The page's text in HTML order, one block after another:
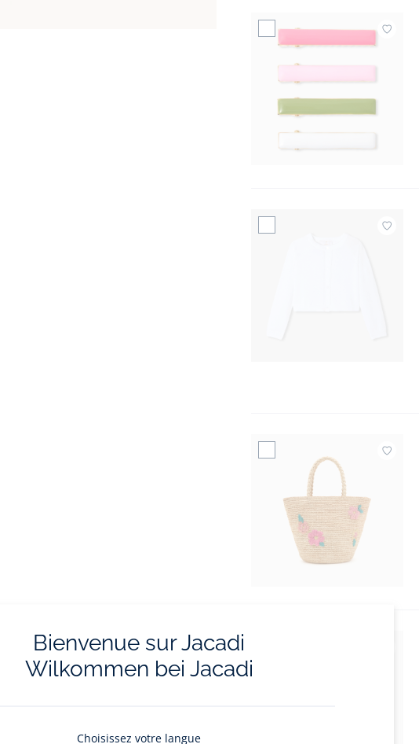
Bienvenue sur Jacadi
Wilkommen bei Jacadi
Choisissez votre langue